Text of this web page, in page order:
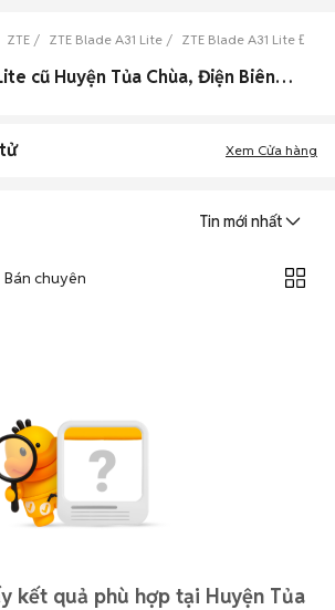
ZTE ZTE Blade A31 Lite ZTE Blade A31 Lite Điện
0 Zte Blade A31 Lite cũ Huyện Tủa Chùa, Điện Biên đẹp
Xem Cửa hàng
Tin mới nhất
Bán chuyên
kết quả phù hợp tại Huyện Tủa